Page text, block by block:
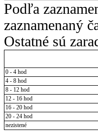
Podľa
zaznamenaný
Ostatné sú
0 - 4 hod
4 - 8 hod
8 - 12 hod
12 - 16 hod
16 - 20 hod
20 - 24 hod
nezistené